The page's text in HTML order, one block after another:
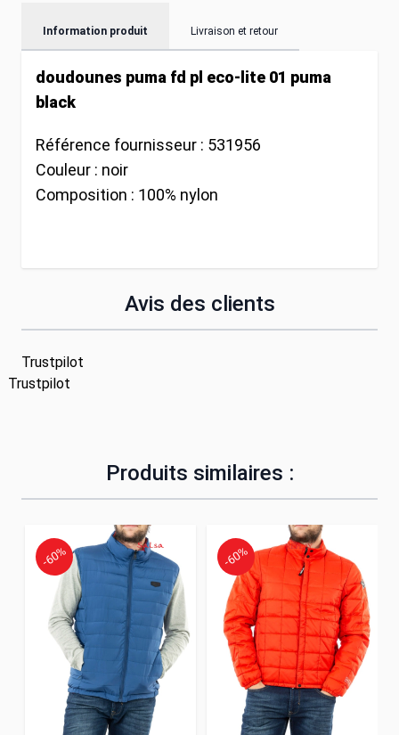
Information produit Livraison et retour
doudounes puma fd pl eco-lite 01 puma
black
Référence fournisseur : 531956
Couleur : noir
Composition : 100% nylon
Avis des clients
Trustpilot
Trustpilot
Produits similaires :
-60% -60%